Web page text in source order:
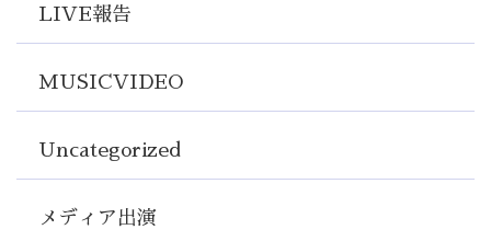
LIVE報告
MUSICVIDEO
Uncategorized
メディア出演